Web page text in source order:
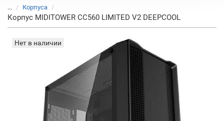
... Корпуса
Корпус MIDITOWER CC560 LIMITED V2 DEEPCOOL
Нет в наличии